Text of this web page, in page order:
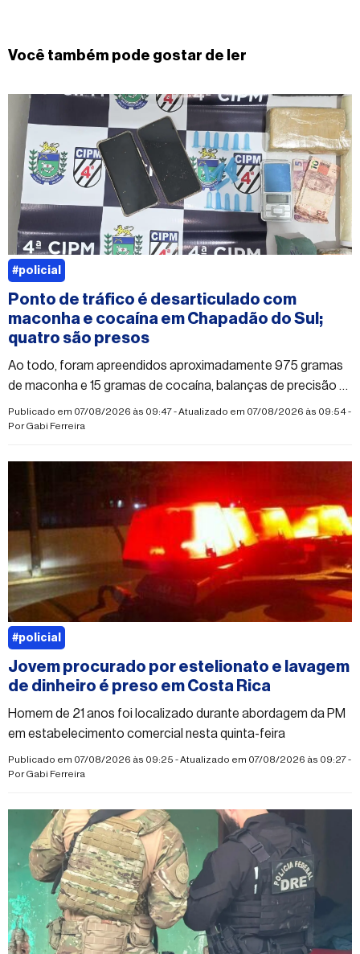
Você também pode gostar de ler
Ponto de tráfico é desarticulado com
maconha e cocaína em Chapadão do Sul;
quatro são presos
Ao todo, foram apreendidos aproximadamente 975 gramas
de maconha e 15 gramas de cocaína, balanças de precisão e
dinheiro
Publicado em 07/08/2026 às 09:47 - Atualizado em 07/08/2026 às 09:54 -
PorGabi Ferreira
#policial
Jovem procurado por estelionato e lavagem
de dinheiro é preso em Costa Rica
Homem de 21 anos foi localizado durante abordagem da PM
em estabelecimento comercial nesta quinta-feira
Publicado em 07/08/2026 às 09:25 - Atualizado em 07/08/2026 às 09:27 -
PorGabi Ferreira
#policial